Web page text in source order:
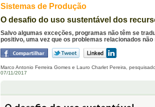
Sistemas de Produção
O desafio do uso sustentável dos
Salvo algumas exceções, programas não têm se
positivo, uma vez que os problemas relacionados
Marco Antonio Ferreira Gomes e Lauro Charlet Pereira,
07/11/2017